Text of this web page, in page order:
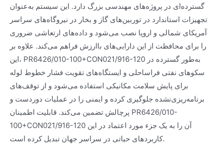
گسترده‌ای در پروژه‌های مهندسی بزرگ دارد. این سیستم به‌عنوان
تجهیزات استاندارد در توربین‌های گاز و بخار در نیروگاه‌های سراسر
آمریکای شمالی و اروپا نصب می‌شود و داده‌های ارتعاشی ضروری
را برای محافظت از این دارایی‌های باارزش فراهم می‌کند. علاوه بر
این، PR6426/010-100+CON021/916-120 به‌طور گسترده در
سکوهای نفتی فراساحلی و ایستگاه‌های تقویت فشار خطوط لوله
برای پایش سلامت مکانیکی استفاده می‌شود و از توقف‌های
برنامه‌ریزی‌نشده جلوگیری کرده و ایمنی را در عملیات دوردست و
پرچالش تضمین می‌کند. قابلیت اطمینان PR6426/010-
100+CON021/916-120 آن را به یک جزء مورد اعتماد در این
کاربردهای حیاتی در سراسر جهان تبدیل کرده است.